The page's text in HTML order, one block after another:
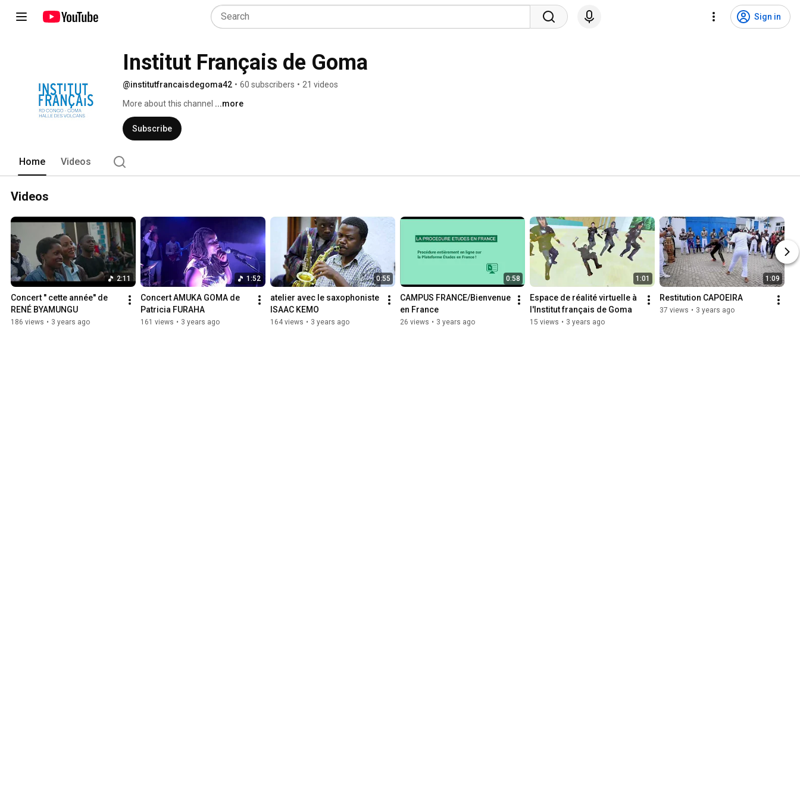
Sign in
Institut Français de Goma
@institutfrancaisdegoma42 • 60 subscribers • 21 videos
More about this channel ...more
Subscribe
Home Videos
Videos
2:11
Concert '' cette année'' de
RENÉ BYAMUNGU
186 views • 3 years ago
1:52
Concert AMUKA GOMA de
Patricia FURAHA
161 views • 3 years ago
0:55
atelier avec le saxophoniste
ISAAC KEMO
164 views • 3 years ago
0:58
CAMPUS FRANCE/Bienvenue
en France
26 views • 3 years ago
1:01
Espace de réalité virtuelle à
l'Institut français de Goma
15 views • 3 years ago
1:09
Restitution CAPOEIRA
37 views • 3 years ago